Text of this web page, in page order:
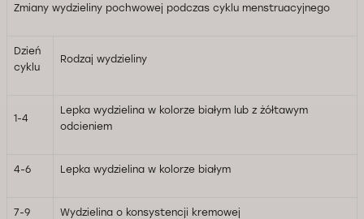
Zmiany wydzieliny pochwowej podczas cyklu menstruacyjnego
Dzień
cyklu
Rodzaj wydzieliny
1-4
Lepka wydzielina w kolorze białym lub z żółtawym
odcieniem
4-6 Lepka wydzielina w kolorze białym
7-9 Wydzielina o konsystencji kremowej